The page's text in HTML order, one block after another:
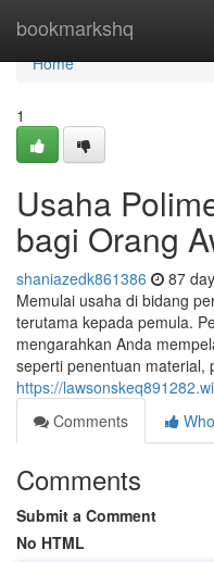
bookmarkshq
Home
Home
1
Usaha
bagi Orang
shaniazedk861386 87
Memulai usaha di bidang
terutama kepada pemula.
mengarahkan Anda
seperti penentuan material,
https://
Comments
Comments
Submit a Comment
No HTML